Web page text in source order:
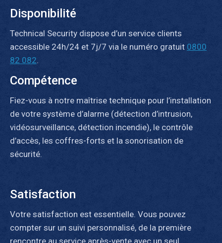
Disponibilité
Technical Security dispose d’un service clients
accessible 24h/24 et 7j/7 via le numéro gratuit 0800
82 082.
Compétence
Fiez-vous à notre maîtrise technique pour l’installation
de votre système d’alarme (détection d’intrusion,
vidéosurveillance, détection incendie), le contrôle
d’accès, les coffres-forts et la sonorisation de
sécurité.
Satisfaction
Votre satisfaction est essentielle. Vous pouvez
compter sur un suivi personnalisé, de la première
rencontre au service après-vente avec un seul